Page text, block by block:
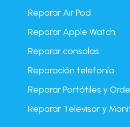
Reparar Air Pod
Reparar Apple Watch
Reparar consolas
Reparación telefonía
Reparar Portátiles y
Reparar Televisor y